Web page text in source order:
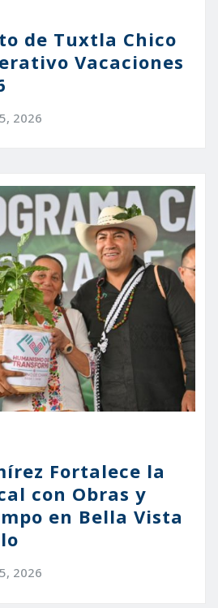
de Tuxtla Chico
Vacaciones
2026
Fortalece la
con Obras y
en Bella Vista
2026